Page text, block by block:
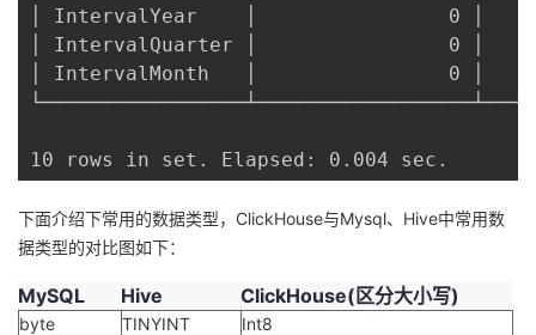
动
关
注
的
开
学
堂
我
的我
持
我
│ IntervalYear    │                0 │
│ IntervalQuarter │                0 │
│ IntervalMonth   │                0 │
10 rows in set. Elapsed: 0.004 sec.
下面介绍下常用的数据类型，ClickHouse与Mysql、Hive中常用数
据类型的对比图如下：
MySQL Hive ClickHouse(区分大小写)
byte TINYINT
Int8